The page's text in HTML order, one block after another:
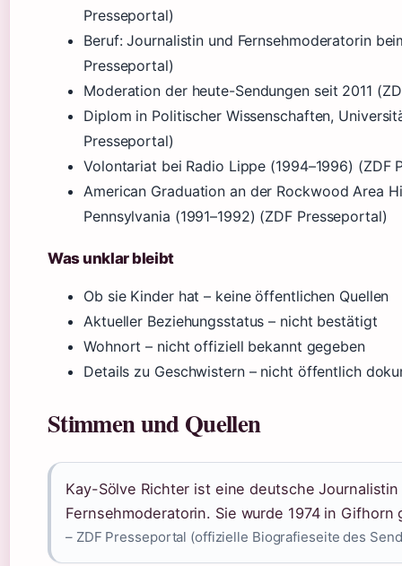
Presseportal)
Beruf: Journalistin und Fernsehmoderatorin
Presseportal)
Moderation der heute-Sendungen seit 2011
Diplom in Politischer Wissenschaften,
Presseportal)
Volontariat bei Radio Lippe (1994–1996) (ZDF
American Graduation an der Rockwood Area
Pennsylvania (1991–1992) (ZDF Presseportal)
Was unklar bleibt
Ob sie Kinder hat – keine öffentlichen Quellen
Aktueller Beziehungsstatus – nicht bestätigt
Wohnort – nicht offiziell bekannt gegeben
Details zu Geschwistern – nicht öffentlich
Stimmen und Quellen
Kay-Sölve Richter ist eine deutsche Journalistin
Fernsehmoderatorin. Sie wurde 1974 in Gifhorn
– ZDF Presseportal (offizielle Biografieseite des